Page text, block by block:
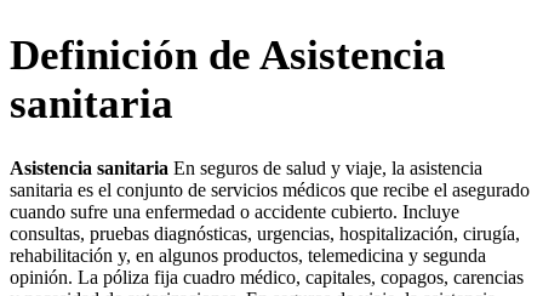
Definición de Asistencia
sanitaria
Asistencia sanitaria En seguros de salud y viaje, la asistencia
sanitaria es el conjunto de servicios médicos que recibe el asegurado
cuando sufre una enfermedad o accidente cubierto. Incluye
consultas, pruebas diagnósticas, urgencias, hospitalización, cirugía,
rehabilitación y, en algunos productos, telemedicina y segunda
opinión. La póliza fija cuadro médico, capitales, copagos, carencias